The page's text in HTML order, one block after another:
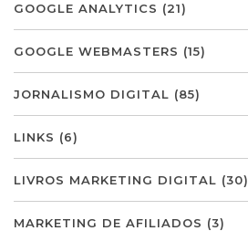
GOOGLE ANALYTICS (21)
GOOGLE WEBMASTERS (15)
JORNALISMO DIGITAL (85)
LINKS (6)
LIVROS MARKETING DIGITAL (30)
MARKETING DE AFILIADOS (3)